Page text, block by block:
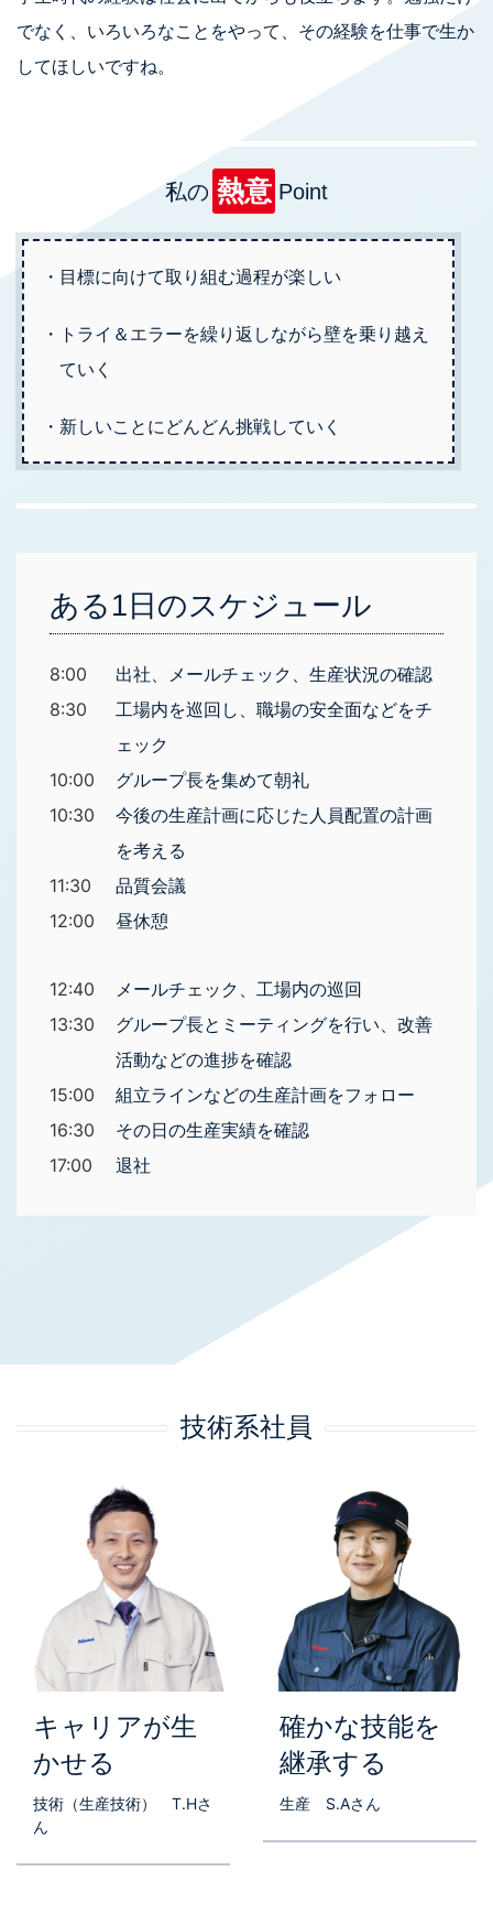
でなく、いろいろなことをやって、その経験を仕事で生か
してほしいですね。
私の 熱意 Point
目標に向けて取り組む過程が楽しい
トライ＆エラーを繰り返しながら壁を乗り越え
ていく
新しいことにどんどん挑戦していく
ある1日のスケジュール
8:00
出社、メールチェック、生産状況の確認
8:30
工場内を巡回し、職場の安全面などをチ
ェック
10:00
グループ長を集めて朝礼
10:30
今後の生産計画に応じた人員配置の計画
を考える
11:30
品質会議
12:00
昼休憩
12:40
メールチェック、工場内の巡回
13:30
グループ長とミーティングを行い、改善
活動などの進捗を確認
15:00
組立ラインなどの生産計画をフォロー
16:30
その日の生産実績を確認
17:00
退社
技術系社員
キャリアが生
かせる
技術（生産技術） T.Hさ
ん
確かな技能を
継承する
生産 S.Aさん